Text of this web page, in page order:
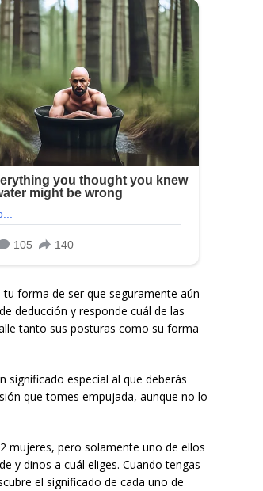
forma de ser que seguramente aún
deducción y responde cuál de las
tanto sus posturas como su forma
significado especial al que deberás
que tomes empujada, aunque no lo
mujeres, pero solamente uno de ellos
y dinos a cuál eliges. Cuando tengas
el significado de cada uno de